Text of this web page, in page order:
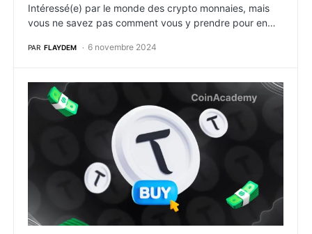
Intéressé(e) par le monde des crypto monnaies, mais
vous ne savez pas comment vous y prendre pour en…
PAR FLAYDEM 6 novembre 2024
Comment acheter du Bittensor (TAO) en 2026 ?